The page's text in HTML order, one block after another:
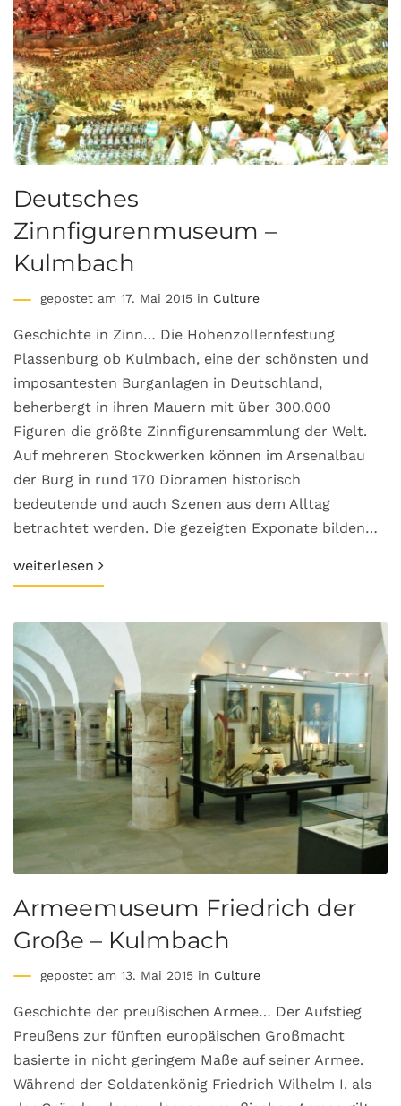
Deutsches
Zinnfigurenmuseum –
Kulmbach
gepostet am 17. Mai 2015 in Culture
Geschichte in Zinn… Die Hohenzollernfestung
Plassenburg ob Kulmbach, eine der schönsten und
imposantesten Burganlagen in Deutschland,
beherbergt in ihren Mauern mit über 300.000
Figuren die größte Zinnfigurensammlung der Welt.
Auf mehreren Stockwerken können im Arsenalbau
der Burg in rund 170 Dioramen historisch
bedeutende und auch Szenen aus dem Alltag
betrachtet werden. Die gezeigten Exponate bilden…
weiterlesen
Armeemuseum Friedrich der
Große – Kulmbach
gepostet am 13. Mai 2015 in Culture
Geschichte der preußischen Armee… Der Aufstieg
Preußens zur fünften europäischen Großmacht
basierte in nicht geringem Maße auf seiner Armee.
Während der Soldatenkönig Friedrich Wilhelm I. als